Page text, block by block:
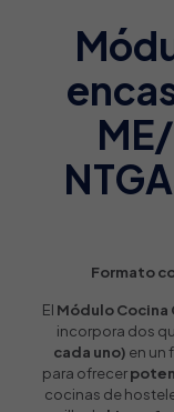
Formato
El Módulo Cocina
incorpora dos
cada uno) en un
para ofrecer
cocinas de